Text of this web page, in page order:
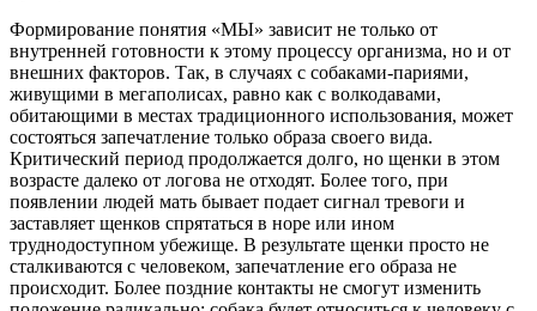
Формирование понятия «МЫ» зависит не только от
внутренней готовности к этому процессу организма, но и от
внешних факторов. Так, в случаях с собаками-париями,
живущими в мегаполисах, равно как с волкодавами,
обитающими в местах традиционного использования, может
состояться запечатление только образа своего вида.
Критический период продолжается долго, но щенки в этом
возрасте далеко от логова не отходят. Более того, при
появлении людей мать бывает подает сигнал тревоги и
заставляет щенков спрятаться в норе или ином
труднодоступном убежище. В результате щенки просто не
сталкиваются с человеком, запечатление его образа не
происходит. Более поздние контакты не смогут изменить